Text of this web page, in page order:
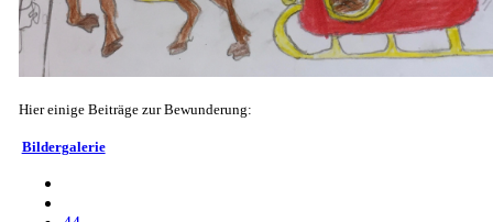
Hier einige Beiträge zur Bewunderung:
Bildergalerie